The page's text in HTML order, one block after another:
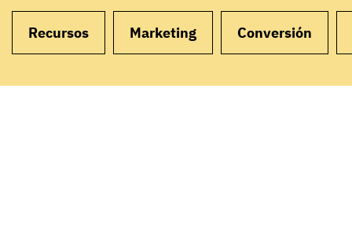
Recursos Marketing Conversión